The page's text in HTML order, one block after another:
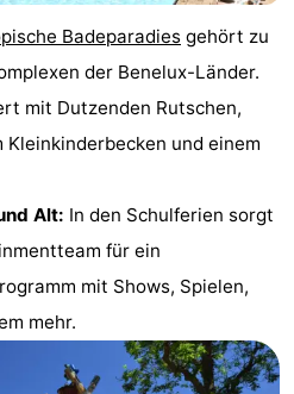
Badeparadies gehört zu
der Benelux-Länder.
mit Dutzenden Rutschen,
Kleinkinderbecken und einem
Alt: In den Schulferien sorgt
für ein
mit Shows, Spielen,
mehr.